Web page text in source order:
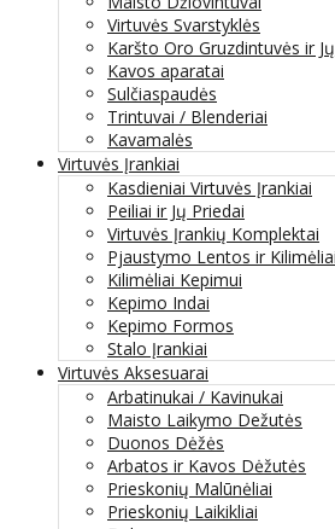
Virtuvės Svarstyklės
Karšto Oro Gruzdintuvės ir
Kavos aparatai
Sulčiaspaudės
Trintuvai / Blenderiai
Kavamalės
Virtuvės Įrankiai
Kasdieniai Virtuvės Įrankiai
Peiliai ir Jų Priedai
Virtuvės Įrankių Komplektai
Pjaustymo Lentos ir Kilimėliai
Kilimėliai Kepimui
Kepimo Indai
Kepimo Formos
Stalo Įrankiai
Virtuvės Aksesuarai
Arbatinukai / Kavinukai
Maisto Laikymo Dežutės
Duonos Dėžės
Arbatos ir Kavos Dėžutės
Prieskonių Malūnėliai
Prieskonių Laikikliai